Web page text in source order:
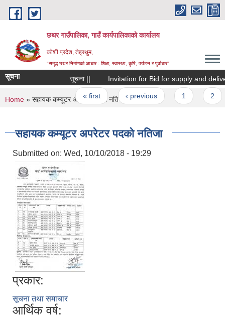
Skip to main content
छथर गाउँपालिका, गाउँ कार्यपालिकाको कार्यालय
कोशी प्रदेश, तेह्रथुम,
"समृद्ध छथर निर्माणको आधार : शिक्षा, स्वास्थ्य, कृषि, पर्यटन र पुर्वाधार”
सूचना सूचना || Invitation for Bid for supply and
Pages
« first ‹ previous
You are here
Home » सहायक कम्यूटर अपरेटर पदको नतिजा
सहायक कम्यूटर अपरेटर पदको नतिजा
Submitted on: Wed, 10/10/2018 - 19:29
प्रकार:
सूचना तथा समाचार
आर्थिक वर्ष: